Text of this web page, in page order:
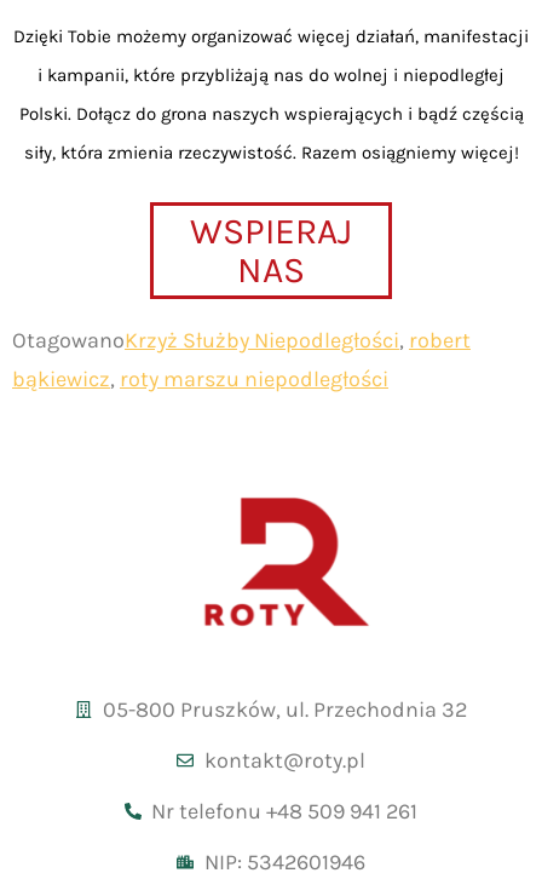
Dzięki Tobie możemy organizować więcej działań, manifestacji
i kampanii, które przybliżają nas do wolnej i niepodległej
Polski. Dołącz do grona naszych wspierających i bądź częścią
siły, która zmienia rzeczywistość. Razem osiągniemy więcej!
WSPIERAJ
NAS
OtagowanoKrzyż Służby Niepodległości, robert
bąkiewicz, roty marszu niepodległości
05-800 Pruszków, ul. Przechodnia 32
kontakt@roty.pl
Nr telefonu +48 509 941 261
NIP: 5342601946